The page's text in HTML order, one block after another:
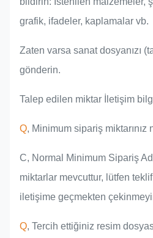
grafik, ifadeler, kaplamalar vb.
Zaten varsa sanat dosyanızı
gönderin.
Talep edilen miktar İletişim
Q, Minimum sipariş miktarınız
C, Normal Minimum Sipariş
miktarlar mevcuttur, lütfen
iletişime geçmekten
Q, Tercih ettiğiniz resim